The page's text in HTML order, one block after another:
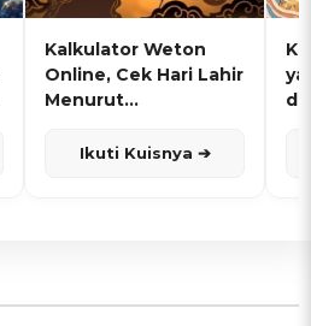
Kalkulator Weton
Online, Cek Hari Lahir
Menurut
Ikuti Kuisnya ➔